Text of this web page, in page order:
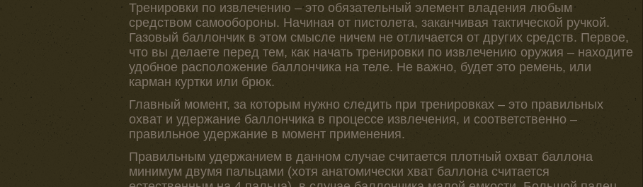
Тренировки по извлечению – это обязательный элемент владения любым
средством самообороны. Начиная от пистолета, заканчивая тактической ручкой.
Газовый баллончик в этом смысле ничем не отличается от других средств. Первое,
что вы делаете перед тем, как начать тренировки по извлечению оружия – находите
удобное расположение баллончика на теле. Не важно, будет это ремень, или
карман куртки или брюк.
Главный момент, за которым нужно следить при тренировках – это правильных
охват и удержание баллончика в процессе извлечения, и соответственно –
правильное удержание в момент применения.
Правильным удержанием в данном случае считается плотный охват баллона
минимум двумя пальцами (хотя анатомически хват баллона считается